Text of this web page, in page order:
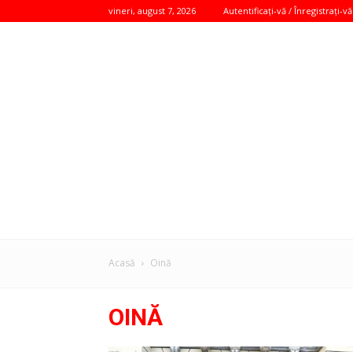
vineri, august 7, 2026 Autentificați-vă / Înregistrați-vă
Acasă Oină
OINĂ